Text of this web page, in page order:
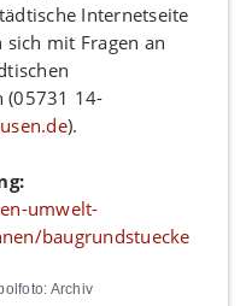
Internetseite
mit Fragen an
(05731 14-
).
umwelt-
baugrundstuecke
Archiv